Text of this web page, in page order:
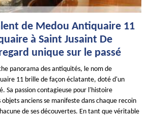
de Medou Antiquaire 11
à Saint Jusaint De
unique sur le passé
panorama des antiquités, le nom de
11 brille de façon éclatante, doté d'un
Sa passion contagieuse pour l'histoire
anciens se manifeste dans chaque recoin
de ses découvertes. En tant que véritable